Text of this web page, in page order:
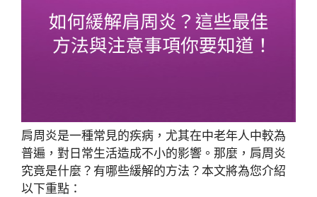
肩周炎是一種常見的疾病，尤其在中老年人中較為
普遍，對日常生活造成不小的影響。那麼，肩周炎
究竟是什麼？有哪些緩解的方法？本文將為您介紹
以下重點：